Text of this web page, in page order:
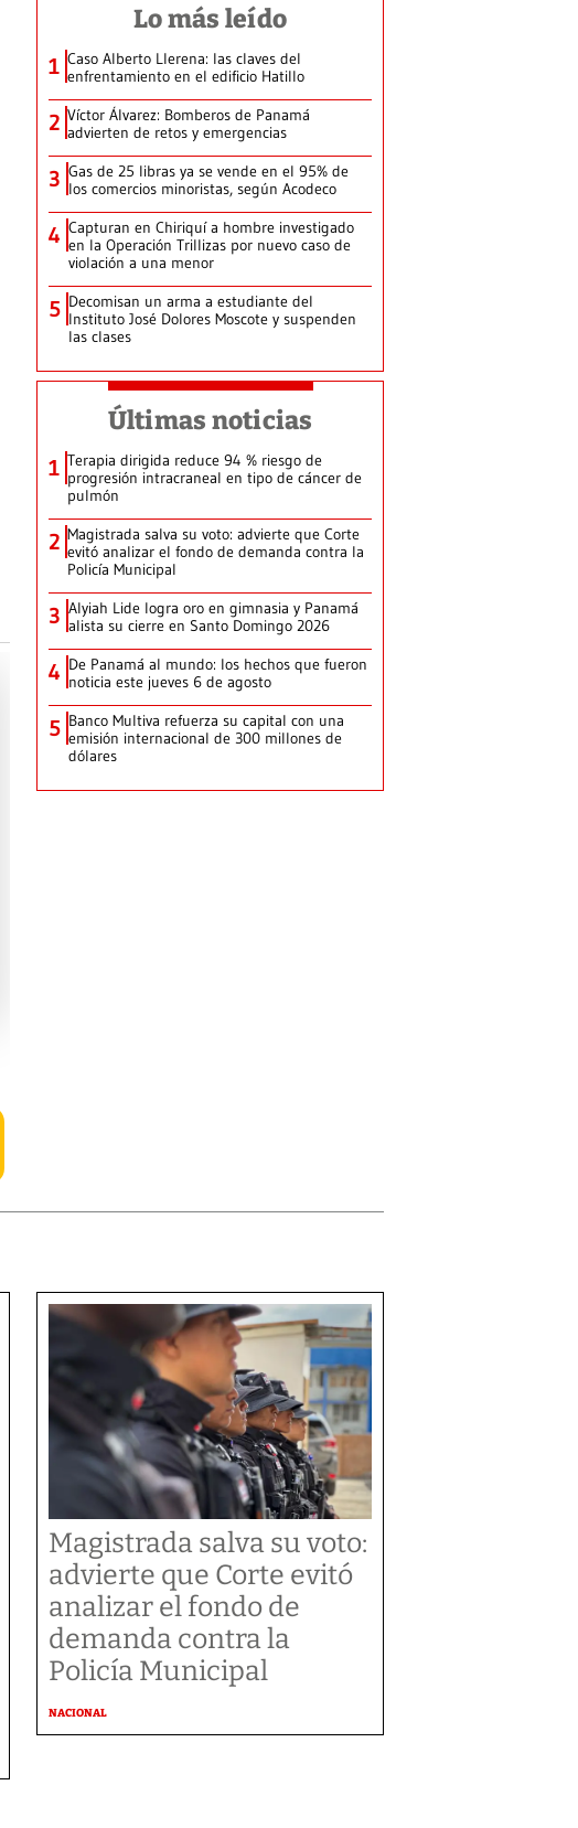
Lo más leído
1 Caso Alberto Llerena: las claves del
enfrentamiento en el edificio Hatillo
2 Víctor Álvarez: Bomberos de Panamá
advierten de retos y emergencias
3 Gas de 25 libras ya se vende en el 95% de
los comercios minoristas, según Acodeco
4 Capturan en Chiriquí a hombre investigado
en la Operación Trillizas por nuevo caso de
violación a una menor
5 Decomisan un arma a estudiante del
Instituto José Dolores Moscote y suspenden
las clases
Últimas noticias
1 Terapia dirigida reduce 94 % riesgo de
progresión intracraneal en tipo de cáncer de
pulmón
2 Magistrada salva su voto: advierte que Corte
evitó analizar el fondo de demanda contra la
Policía Municipal
3 Alyiah Lide logra oro en gimnasia y Panamá
alista su cierre en Santo Domingo 2026
4 De Panamá al mundo: los hechos que fueron
noticia este jueves 6 de agosto
5 Banco Multiva refuerza su capital con una
emisión internacional de 300 millones de
dólares
Magistrada salva su voto:
advierte que Corte evitó
analizar el fondo de
demanda contra la
Policía Municipal
NACIONAL